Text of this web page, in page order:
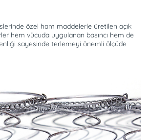
özel ham maddelerle üretilen açık
hem vücuda uygulanan basıncı hem de
sayesinde terlemeyi önemli ölçüde